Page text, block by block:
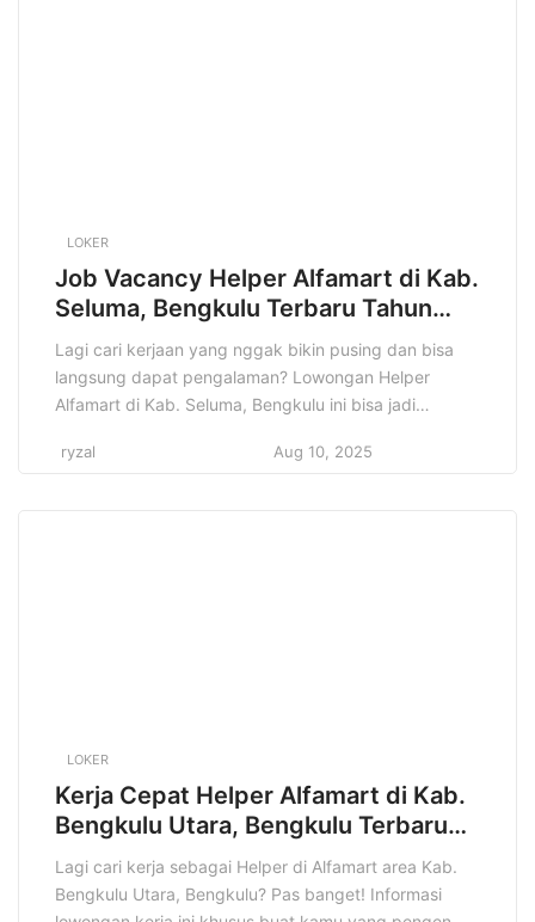
LOKER
Job Vacancy Helper Alfamart di Kab.
Seluma, Bengkulu Terbaru Tahun
2025
Lagi cari kerjaan yang nggak bikin pusing dan bisa
langsung dapat pengalaman? Lowongan Helper
Alfamart di Kab. Seluma, Bengkulu ini bisa jadi
buat kamu yang pengen kerja di lingkungan yang
ryzal Aug 10, 2025
LOKER
Kerja Cepat Helper Alfamart di Kab.
Bengkulu Utara, Bengkulu Terbaru
Tahun 2025
Lagi cari kerja sebagai Helper di Alfamart area Kab.
Bengkulu Utara, Bengkulu? Pas banget! Informasi